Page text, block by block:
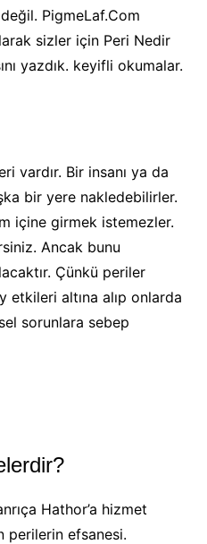
PigmeLaf.Com
sizler için Peri Nedir
yazdık. keyifli okumalar.
vardır. Bir insanı ya da
bir yere nakledebilirler.
içine girmek istemezler.
Ancak bunu
Çünkü periler
etkileri altına alıp onlarda
sorunlara sebep
Hathor’a hizmet
perilerin efsanesi.